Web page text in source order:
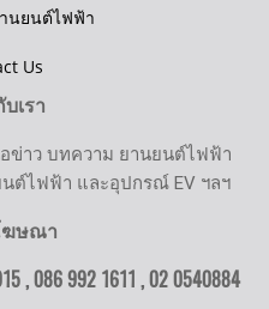
นยนต์ไฟฟ้า
Us
บเรา
อข่าว บทความ ยานยนต์ไฟฟ้า
นต์ไฟฟ้า และอุปกรณ์ EV ฯลฯ
ฆษณา
, 086 992 1611 ,02 0540884